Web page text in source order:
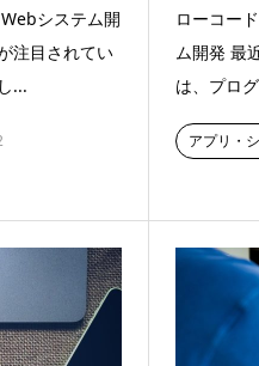
システム開
注目されてい
...
ローコー
ム開発 最
は、プロ
アプリ・